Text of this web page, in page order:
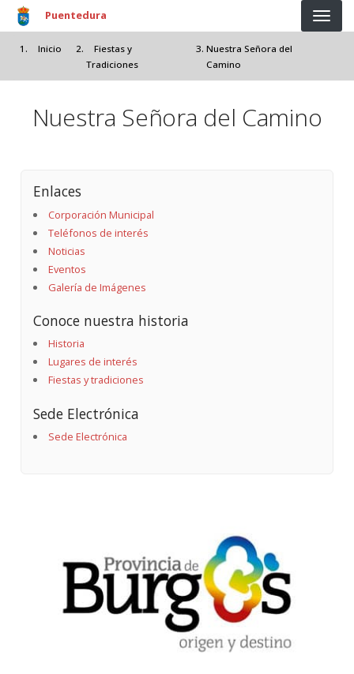
Pasar al contenido principal
Puentedura
Inicio
Fiestas y
Tradiciones
Nuestra Señora del
Camino
Nuestra Señora del Camino
Enlaces
Corporación Municipal
Teléfonos de interés
Noticias
Eventos
Galería de Imágenes
Conoce nuestra historia
Historia
Lugares de interés
Fiestas y tradiciones
Sede Electrónica
Sede Electrónica